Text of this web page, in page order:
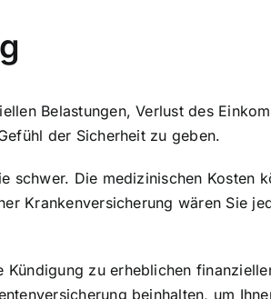
Belastungen, Verlust des
der Sicherheit zu geben.
schwer. Die medizinischen Kosten
Krankenversicherung wären Sie
zu erheblichen
beinhalten, um